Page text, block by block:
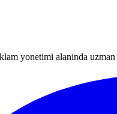
yonetimi alaninda